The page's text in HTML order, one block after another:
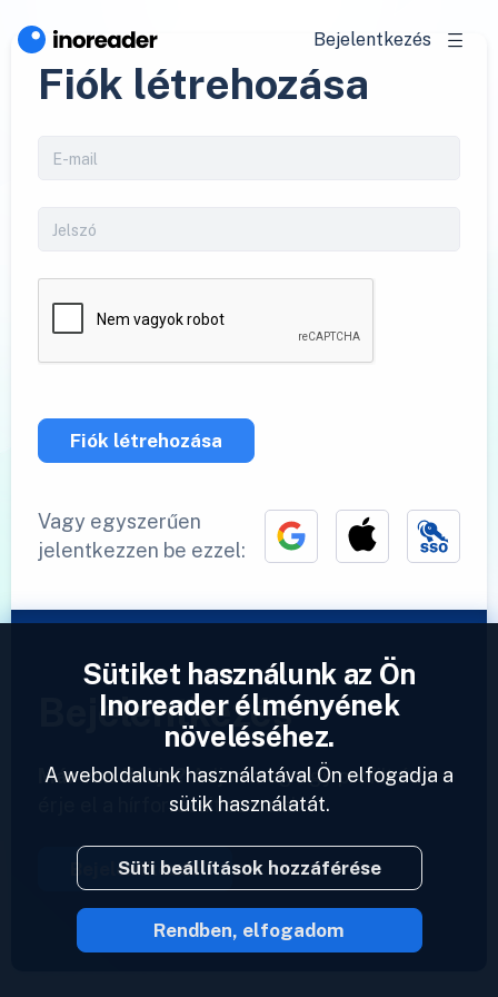
Bejelentkezés
Fiók létrehozása
Fiók létrehozása
Vagy egyszerűen
jelentkezzen be ezzel:
Bejelentkezés
Már van fiókja? Adjon meg egy profilt és
érje el a hírforrásait azonnal.
Bejelentkezés
2023 © Inoreader
Sütiket használunk az Ön
Inoreader élményének
növeléséhez.
A weboldalunk használatával Ön elfogadja a
sütik használatát.
Süti beállítások hozzáférése
Rendben, elfogadom